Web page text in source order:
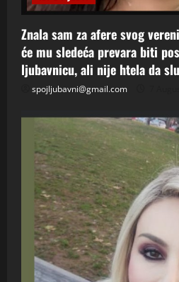
Znala sam za afere svog
će mu sledeća prevara biti
ljubavnicu, ali nije htela da
spojljubavni@gmail.com